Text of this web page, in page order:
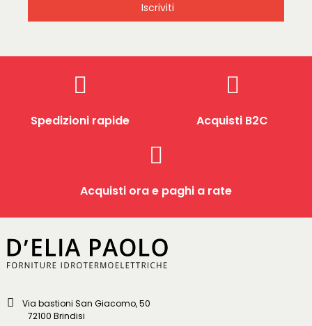
Iscriviti
Spedizioni rapide Acquisti B2C
Acquisti ora e paghi a rate
Via bastioni San Giacomo, 50
72100 Brindisi